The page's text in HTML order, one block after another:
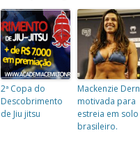
2ª Copa do
Descobrimento
de Jiu jitsu
Mackenzie Dern
motivada para
estreia em solo
brasileiro.